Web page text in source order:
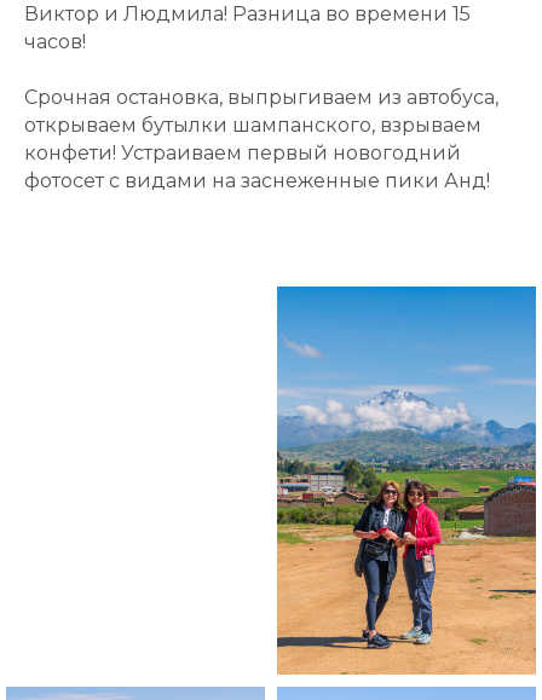
Виктор и Людмила! Разница во времени 15
часов!
Срочная остановка, выпрыгиваем из автобуса,
открываем бутылки шампанского, взрываем
конфети! Устраиваем первый новогодний
фотосет с видами на заснеженные пики Анд!